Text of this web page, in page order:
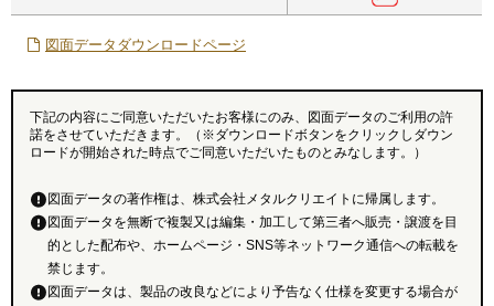
図面データダウンロードページ
下記の内容にご同意いただいたお客様にのみ、図面データのご利用の許
諾をさせていただきます。（※ダウンロードボタンをクリックしダウン
ロードが開始された時点でご同意いただいたものとみなします。）
図面データの著作権は、株式会社メタルクリエイトに帰属します。
図面データを無断で複製又は編集・加工して第三者へ販売・譲渡を目
的とした配布や、ホームページ・SNS等ネットワーク通信への転載を
禁じます。
図面データは、製品の改良などにより予告なく仕様を変更する場合が